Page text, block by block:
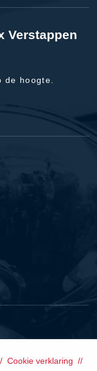
Verstappen
hoogte.
Cookie verklaring